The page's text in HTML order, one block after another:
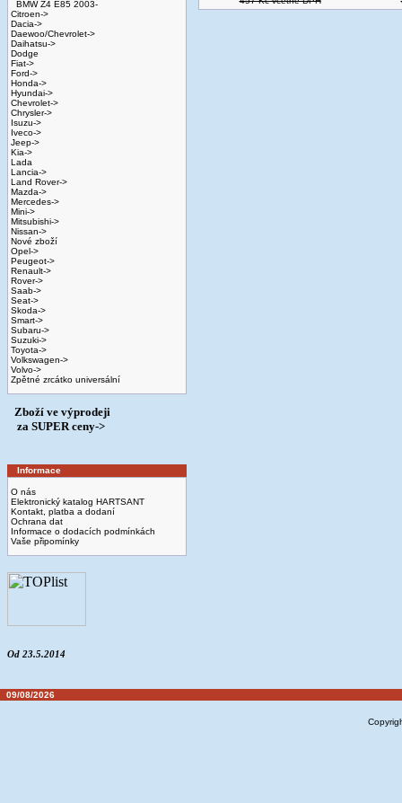
BMW Z4 E85 2003-
Citroen->
Dacia->
Daewoo/Chevrolet->
Daihatsu->
Dodge
Fiat->
Ford->
Honda->
Hyundai->
Chevrolet->
Chrysler->
Isuzu->
Iveco->
Jeep->
Kia->
Lada
Lancia->
Land Rover->
Mazda->
Mercedes->
Mini->
Mitsubishi->
Nissan->
Nové zboží
Opel->
Peugeot->
Renault->
Rover->
Saab->
Seat->
Skoda->
Smart->
Subaru->
Suzuki->
Toyota->
Volkswagen->
Volvo->
Zpětné zrcátko universální
Zboží ve výprodeji
­ za SUPER ceny->
Informace
O nás
Elektronický katalog HARTSANT
Kontakt, platba a dodaní
Ochrana dat
Informace o dodacích podmínkách
Vaše připomínky
Od 23.5.2014
09/08/2026